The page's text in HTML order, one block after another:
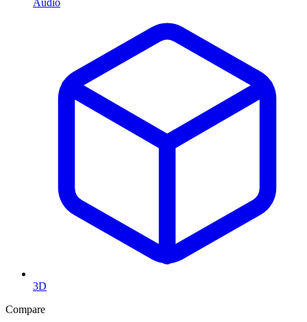
Audio
3D
Compare